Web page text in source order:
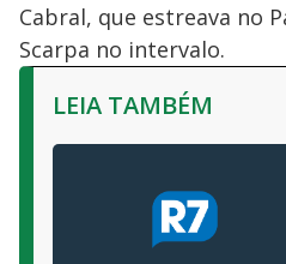
Cabral, que estreava no
Scarpa no intervalo.
LEIA TAMBÉM